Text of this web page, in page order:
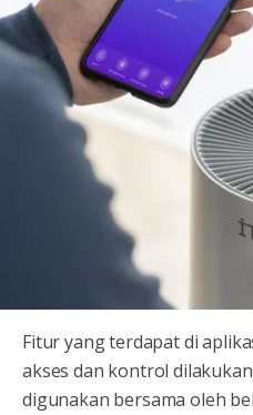
Fitur yang terdapat di
akses dan kontrol
digunakan bersama oleh